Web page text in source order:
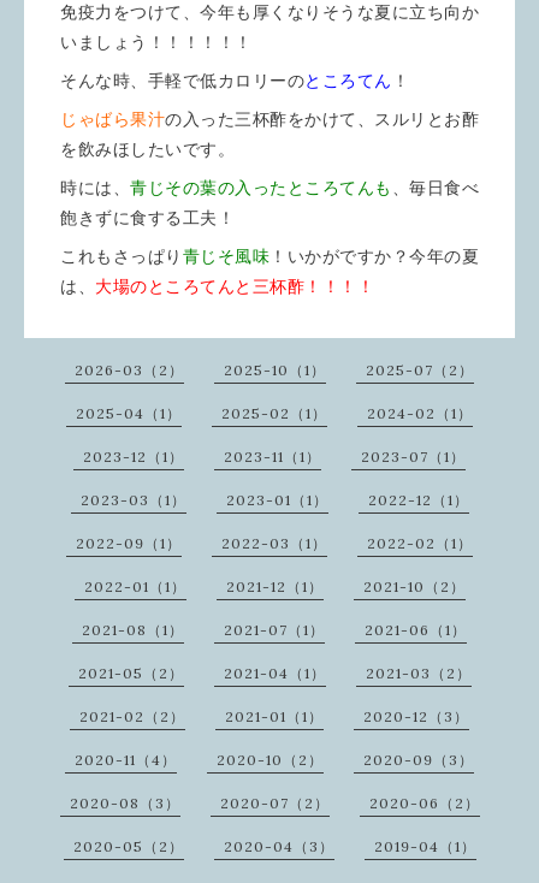
免疫力をつけて、今年も厚くなりそうな夏に立ち向か
いましょう！！！！！！
そんな時、手軽で低カロリーのところてん ！
じゃばら果汁の入った三杯酢をかけて、スルリとお酢
を飲みほしたいです。
時には、 青じその葉の入ったところてんも
、毎日食べ
飽きずに食する工夫！
これもさっぱり 青じそ風味 ！いかがですか？今年の夏
は、 大場のところてんと三杯酢！！！！
2026-03（2） 2025-10（1） 2025-07（2）
2025-04（1） 2025-02（1） 2024-02（1）
2023-12（1） 2023-11（1） 2023-07（1）
2023-03（1） 2023-01（1） 2022-12（1）
2022-09（1） 2022-03（1） 2022-02（1）
2022-01（1） 2021-12（1） 2021-10（2）
2021-08（1） 2021-07（1） 2021-06（1）
2021-05（2） 2021-04（1） 2021-03（2）
2021-02（2） 2021-01（1） 2020-12（3）
2020-11（4） 2020-10（2） 2020-09（3）
2020-08（3） 2020-07（2） 2020-06（2）
2020-05（2） 2020-04（3） 2019-04（1）